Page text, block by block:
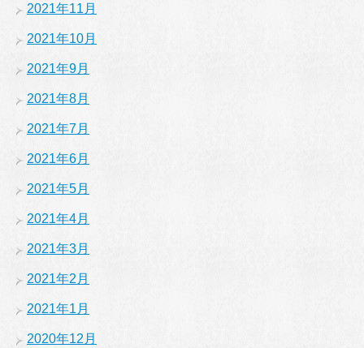
2021年11月
2021年10月
2021年9月
2021年8月
2021年7月
2021年6月
2021年5月
2021年4月
2021年3月
2021年2月
2021年1月
2020年12月